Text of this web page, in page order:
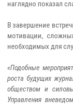
наглядно показал
В завершение
мотивации,
необходимых для
«Подобные
роста будущих
обществом и
Управления